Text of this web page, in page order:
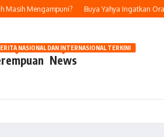
Mengampuni? Buya Yahya Ingatkan Orang
INIKECANTIKAN WANITA
News
NASIONAL DAN INTERNASIONAL TERKINI